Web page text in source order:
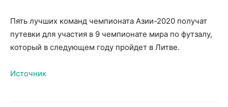
Пять лучших команд чемпионата Азии-2020 получат
путевки для участия в 9 чемпионате мира по футзалу,
который в следующем году пройдет в Литве.
Источник